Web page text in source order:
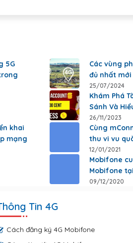
5G
Các vùng
đủ nhất
25/07/2024
Khám Phá
Sánh Và
26/11/2023
khai
mạng
Cùng
thu vi vu
12/01/2021
Mobifone
Mobifone
09/12/2020
Tin 4G
Cách đăng ký 4G Mobifone